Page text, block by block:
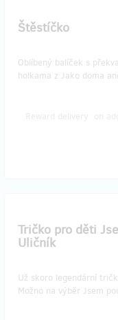
Štěstíčko
Oblíbený balíček s
holkama z Jako doma
Tričko pro děti
Uličník
Už skoro legendární
Možno na výběr Jsem